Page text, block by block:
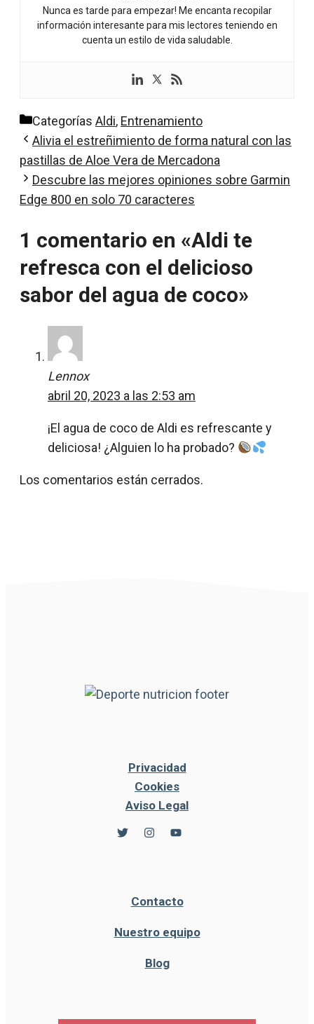
Nunca es tarde para empezar! Me encanta recopilar
información interesante para mis lectores teniendo en
cuenta un estilo de vida saludable.
Categorías Aldi, Entrenamiento
Alivia el estreñimiento de forma natural con las
pastillas de Aloe Vera de Mercadona
Descubre las mejores opiniones sobre Garmin
Edge 800 en solo 70 caracteres
1 comentario en «Aldi te
refresca con el delicioso
sabor del agua de coco»
Lennox
abril 20, 2023 a las 2:53 am
¡El agua de coco de Aldi es refrescante y
deliciosa! ¿Alguien lo ha probado?
Los comentarios están cerrados.
Privacidad
Cookies
Aviso Legal
Contacto
Nuestro equipo
Blog